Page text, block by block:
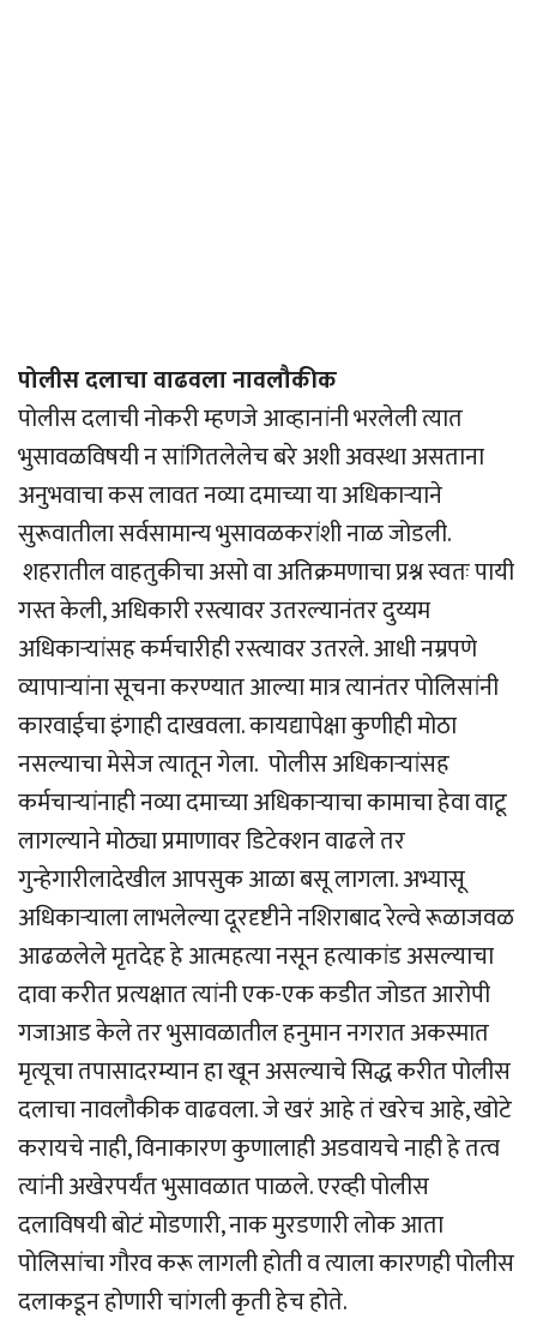
पोलीस दलाचा वाढवला नावलौकीक
पोलीस दलाची नोकरी म्हणजे आव्हानांनी भरलेली त्यात
भुसावळविषयी न सांगितलेलेच बरे अशी अवस्था असताना
अनुभवाचा कस लावत नव्या दमाच्या या अधिकार्‍याने
सुरूवातीला सर्वसामान्य भुसावळकरांशी नाळ जोडली.
शहरातील वाहतुकीचा असो वा अतिक्रमणाचा प्रश्न स्वतः पायी
गस्त केली, अधिकारी रस्त्यावर उतरल्यानंतर दुय्यम
अधिकार्‍यांसह कर्मचारीही रस्त्यावर उतरले. आधी नम्रपणे
व्यापार्‍यांना सूचना करण्यात आल्या मात्र त्यानंतर पोलिसांनी
कारवाईचा इंगाही दाखवला. कायद्यापेक्षा कुणीही मोठा
नसल्याचा मेसेज त्यातून गेला. पोलीस अधिकार्‍यांसह
कर्मचार्‍यांनाही नव्या दमाच्या अधिकार्‍याचा कामाचा हेवा वाटू
लागल्याने मोठ्या प्रमाणावर डिटेक्शन वाढले तर
गुन्हेगारीलादेखील आपसुक आळा बसू लागला. अभ्यासू
अधिकार्‍याला लाभलेल्या दूरदृष्टीने नशिराबाद रेल्वे रूळाजवळ
आढळलेले मृतदेह हे आत्महत्या नसून हत्याकांड असल्याचा
दावा करीत प्रत्यक्षात त्यांनी एक-एक कडीत जोडत आरोपी
गजाआड केले तर भुसावळातील हनुमान नगरात अकस्मात
मृत्यूचा तपासादरम्यान हा खून असल्याचे सिद्ध करीत पोलीस
दलाचा नावलौकीक वाढवला. जे खरं आहे तं खरेच आहे, खोटे
करायचे नाही, विनाकारण कुणालाही अडवायचे नाही हे तत्व
त्यांनी अखेरपर्यंत भुसावळात पाळले. एरव्ही पोलीस
दलाविषयी बोटं मोडणारी, नाक मुरडणारी लोक आता
पोलिसांचा गौरव करू लागली होती व त्याला कारणही पोलीस
दलाकडून होणारी चांगली कृती हेच होते.